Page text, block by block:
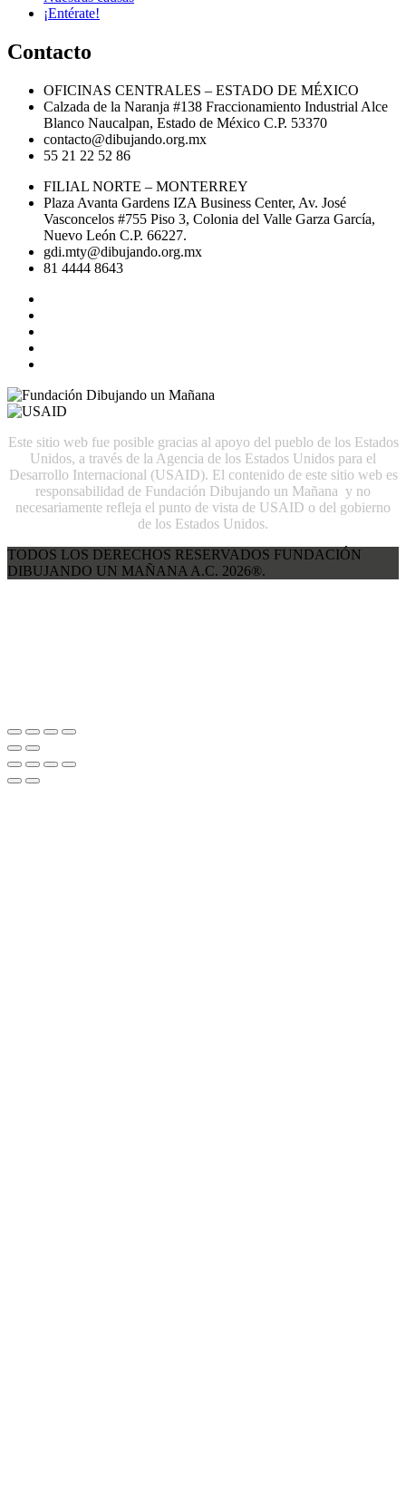
¡Entérate!
Contacto
OFICINAS CENTRALES – ESTADO DE MÉXICO
Calzada de la Naranja #138 Fraccionamiento Industrial Alce
Blanco Naucalpan, Estado de México C.P. 53370
contacto@dibujando.org.mx
55 21 22 52 86
FILIAL NORTE – MONTERREY
Plaza Avanta Gardens IZA Business Center, Av. José
Vasconcelos #755 Piso 3, Colonia del Valle Garza García,
Nuevo León C.P. 66227.
gdi.mty@dibujando.org.mx
81 4444 8643
Este sitio web fue posible gracias al apoyo del pueblo de los Estados
Unidos, a través de la Agencia de los Estados Unidos para el
Desarrollo Internacional (USAID). El contenido de este sitio web es
responsabilidad de Fundación Dibujando un Mañana y no
necesariamente refleja el punto de vista de USAID o del gobierno
de los Estados Unidos.
TODOS LOS DERECHOS RESERVADOS FUNDACIÓN
DIBUJANDO UN MAÑANA A.C. 2026®.